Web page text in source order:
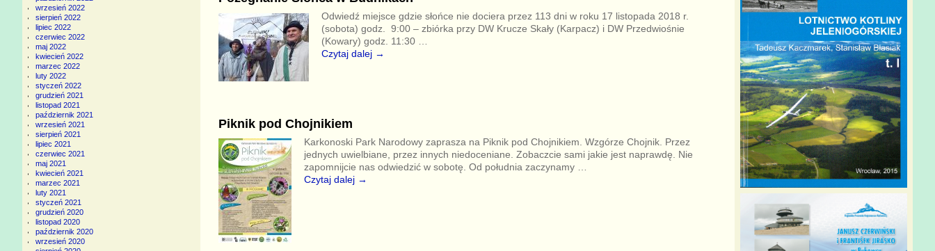
Odwiedź miejsce gdzie słońce nie dociera przez 113 dni w roku 17 listopada 2018 r.
(sobota) godz. 9:00 – zbiórka przy DW Krucze Skały (Karpacz) i DW Przedwiośnie
(Kowary) godz. 11:30 …
Czytaj dalej →
Piknik pod Chojnikiem
Karkonoski Park Narodowy zaprasza na Piknik pod Chojnikiem. Wzgórze Chojnik. Przez
jednych uwielbiane, przez innych niedoceniane. Zobaczcie sami jakie jest naprawdę. Nie
zapomnijcie nas odwiedzić w sobotę. Od południa zaczynamy
Czytaj dalej →
wrzesień 2022
sierpień 2022
lipiec 2022
czerwiec 2022
maj 2022
kwiecień 2022
marzec 2022
luty 2022
styczeń 2022
grudzień 2021
listopad 2021
październik 2021
wrzesień 2021
sierpień 2021
lipiec 2021
czerwiec 2021
maj 2021
kwiecień 2021
marzec 2021
luty 2021
styczeń 2021
grudzień 2020
listopad 2020
październik 2020
wrzesień 2020